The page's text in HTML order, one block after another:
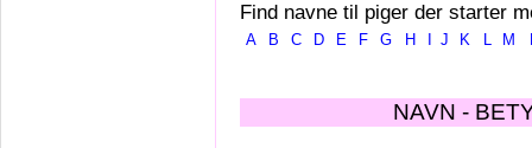
Find navne til piger der starter
A B C D E F G H J K L M
NAVN -